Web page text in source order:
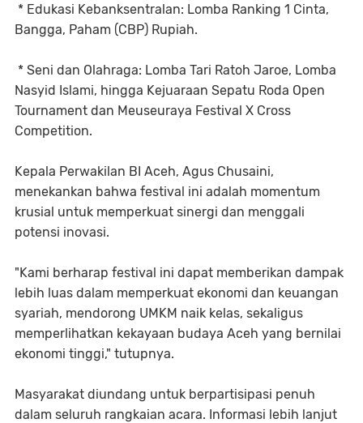
* Edukasi Kebanksentralan: Lomba Ranking 1 Cinta,
Bangga, Paham (CBP) Rupiah.
* Seni dan Olahraga: Lomba Tari Ratoh Jaroe, Lomba
Nasyid Islami, hingga Kejuaraan Sepatu Roda Open
Tournament dan Meuseuraya Festival X Cross
Competition.
Kepala Perwakilan BI Aceh, Agus Chusaini,
menekankan bahwa festival ini adalah momentum
krusial untuk memperkuat sinergi dan menggali
potensi inovasi.
"Kami berharap festival ini dapat memberikan dampak
lebih luas dalam memperkuat ekonomi dan keuangan
syariah, mendorong UMKM naik kelas, sekaligus
memperlihatkan kekayaan budaya Aceh yang bernilai
ekonomi tinggi," tutupnya.
Masyarakat diundang untuk berpartisipasi penuh
dalam seluruh rangkaian acara. Informasi lebih lanjut